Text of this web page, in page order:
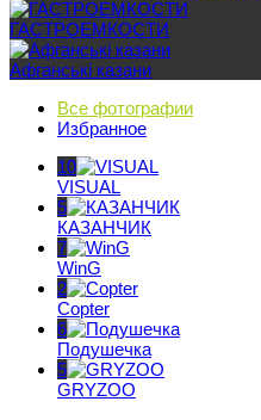
ГАСТРОЕМКОСТИ
Афганські казани
Все фотографии
Избранное
10
VISUAL
5
КАЗАНЧИК
7
WinG
2
Copter
6
Подушечка
5
GRYZOO